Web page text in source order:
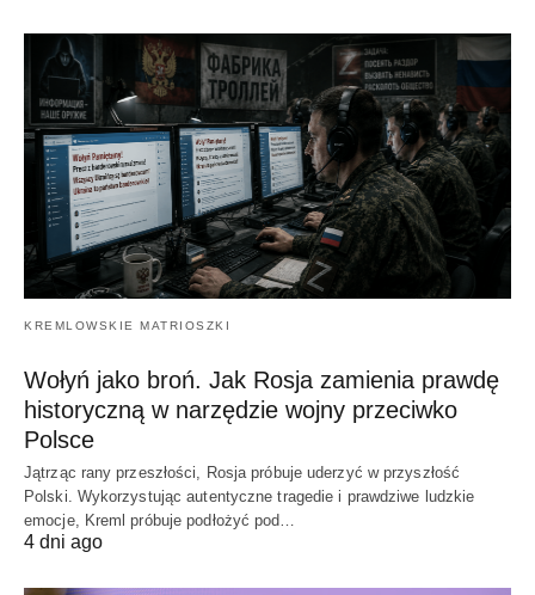
KREMLOWSKIE MATRIOSZKI
Wołyń jako broń. Jak Rosja zamienia prawdę
historyczną w narzędzie wojny przeciwko
Polsce
Jątrząc rany przeszłości, Rosja próbuje uderzyć w przyszłość
Polski. Wykorzystując autentyczne tragedie i prawdziwe ludzkie
emocje, Kreml próbuje podłożyć pod…
4 dni ago